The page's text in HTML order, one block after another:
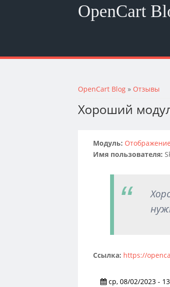
OpenCart
Вы здесь
OpenCart Blog » Отзывы
Хороший
Модуль:
Имя пользователя:
Ссылка: https://
ср, 08/02/2023 -